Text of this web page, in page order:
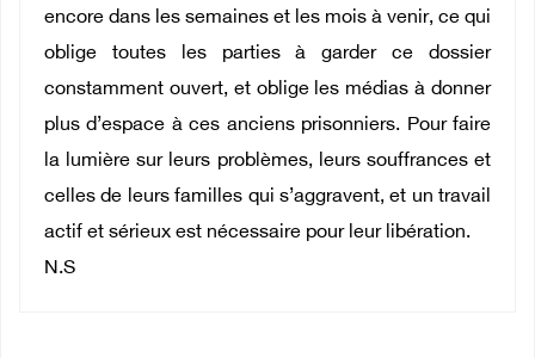
encore dans les semaines et les mois à venir, ce qui
oblige toutes les parties à garder ce dossier
constamment ouvert, et oblige les médias à donner
plus d’espace à ces anciens prisonniers. Pour faire
la lumière sur leurs problèmes, leurs souffrances et
celles de leurs familles qui s’aggravent, et un travail
actif et sérieux est nécessaire pour leur libération.
N.S